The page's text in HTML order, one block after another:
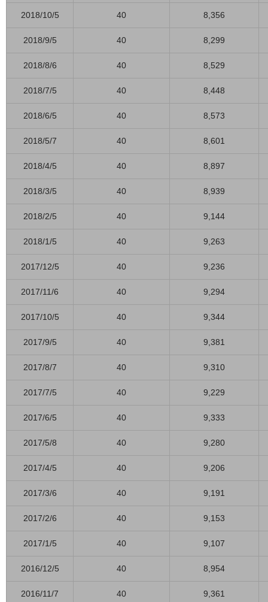
2018/10/5 40 8,356
2018/9/5 40 8,299
2018/8/6 40 8,529
2018/7/5 40 8,448
2018/6/5 40 8,573
2018/5/7 40 8,601
2018/4/5 40 8,897
2018/3/5 40 8,939
2018/2/5 40 9,144
2018/1/5 40 9,263
2017/12/5 40 9,236
2017/11/6 40 9,294
2017/10/5 40 9,344
2017/9/5 40 9,381
2017/8/7 40 9,310
2017/7/5 40 9,229
2017/6/5 40 9,333
2017/5/8 40 9,280
2017/4/5 40 9,206
2017/3/6 40 9,191
2017/2/6 40 9,153
2017/1/5 40 9,107
2016/12/5 40 8,954
2016/11/7 40 9,361